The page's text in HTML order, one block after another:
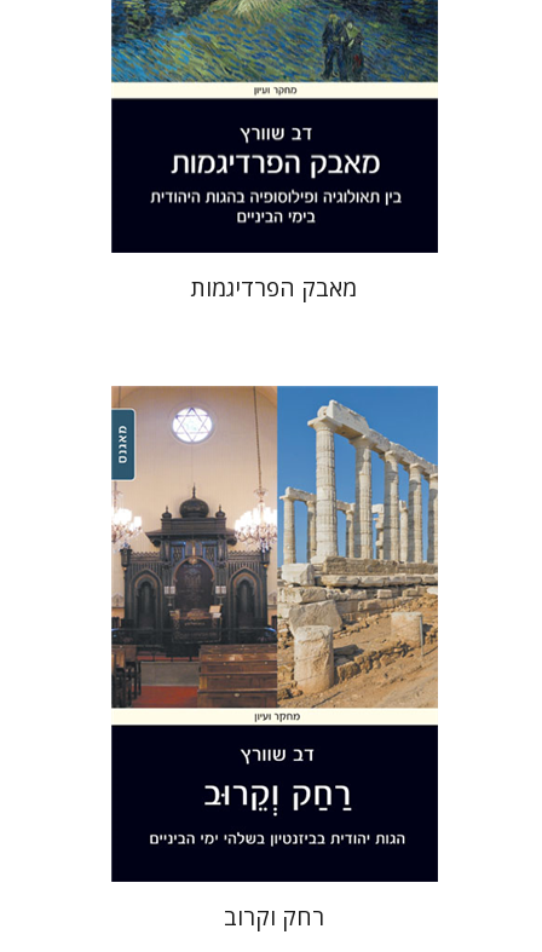
עכשיו בהנחה
$35
$26
מאבק הפרדיגמות
דב שוורץ
הנחת אתר ספר מודפס
$46
$41
רחק וקרוב